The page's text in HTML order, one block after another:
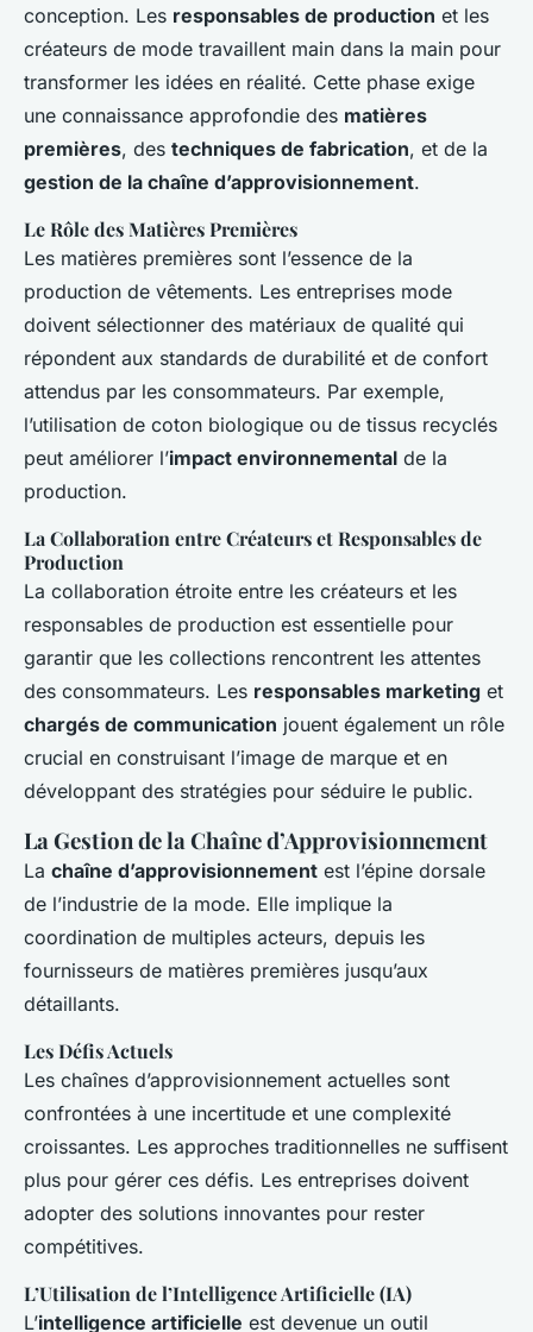
conception. Les responsables de production et les
créateurs de mode travaillent main dans la main pour
transformer les idées en réalité. Cette phase exige
une connaissance approfondie des matières
premières, des techniques de fabrication, et de la
gestion de la chaîne d’approvisionnement.
Le Rôle des Matières Premières
Les matières premières sont l’essence de la
production de vêtements. Les entreprises mode
doivent sélectionner des matériaux de qualité qui
répondent aux standards de durabilité et de confort
attendus par les consommateurs. Par exemple,
l’utilisation de coton biologique ou de tissus recyclés
peut améliorer l’impact environnemental de la
production.
La Collaboration entre Créateurs et Responsables de
Production
La collaboration étroite entre les créateurs et les
responsables de production est essentielle pour
garantir que les collections rencontrent les attentes
des consommateurs. Les responsables marketing et
chargés de communication jouent également un rôle
crucial en construisant l’image de marque et en
développant des stratégies pour séduire le public.
La Gestion de la Chaîne d’Approvisionnement
La chaîne d’approvisionnement est l’épine dorsale
de l’industrie de la mode. Elle implique la
coordination de multiples acteurs, depuis les
fournisseurs de matières premières jusqu’aux
détaillants.
Les Défis Actuels
Les chaînes d’approvisionnement actuelles sont
confrontées à une incertitude et une complexité
croissantes. Les approches traditionnelles ne suffisent
plus pour gérer ces défis. Les entreprises doivent
adopter des solutions innovantes pour rester
compétitives.
L’Utilisation de l’Intelligence Artificielle (IA)
L’intelligence artificielle est devenue un outil